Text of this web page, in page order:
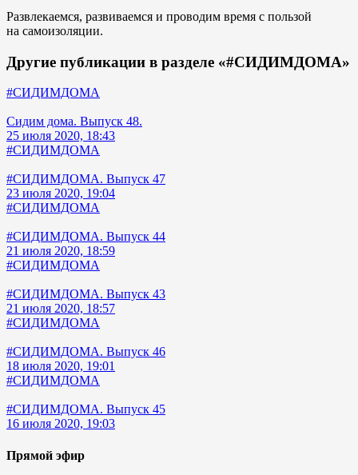
Развлекаемся, развиваемся и проводим время с пользой
на самоизоляции.
Другие публикации в разделе «#СИДИМДОМА»
#СИДИМДОМА
Сидим дома. Выпуск 48.
25 июля 2020, 18:43
#СИДИМДОМА
#СИДИМДОМА. Выпуск 47
23 июля 2020, 19:04
#СИДИМДОМА
#СИДИМДОМА. Выпуск 44
21 июля 2020, 18:59
#СИДИМДОМА
#СИДИМДОМА. Выпуск 43
21 июля 2020, 18:57
#СИДИМДОМА
#СИДИМДОМА. Выпуск 46
18 июля 2020, 19:01
#СИДИМДОМА
#СИДИМДОМА. Выпуск 45
16 июля 2020, 19:03
Прямой эфир